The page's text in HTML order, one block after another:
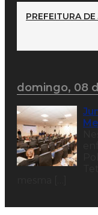
PREFEITURA
domingo, 08